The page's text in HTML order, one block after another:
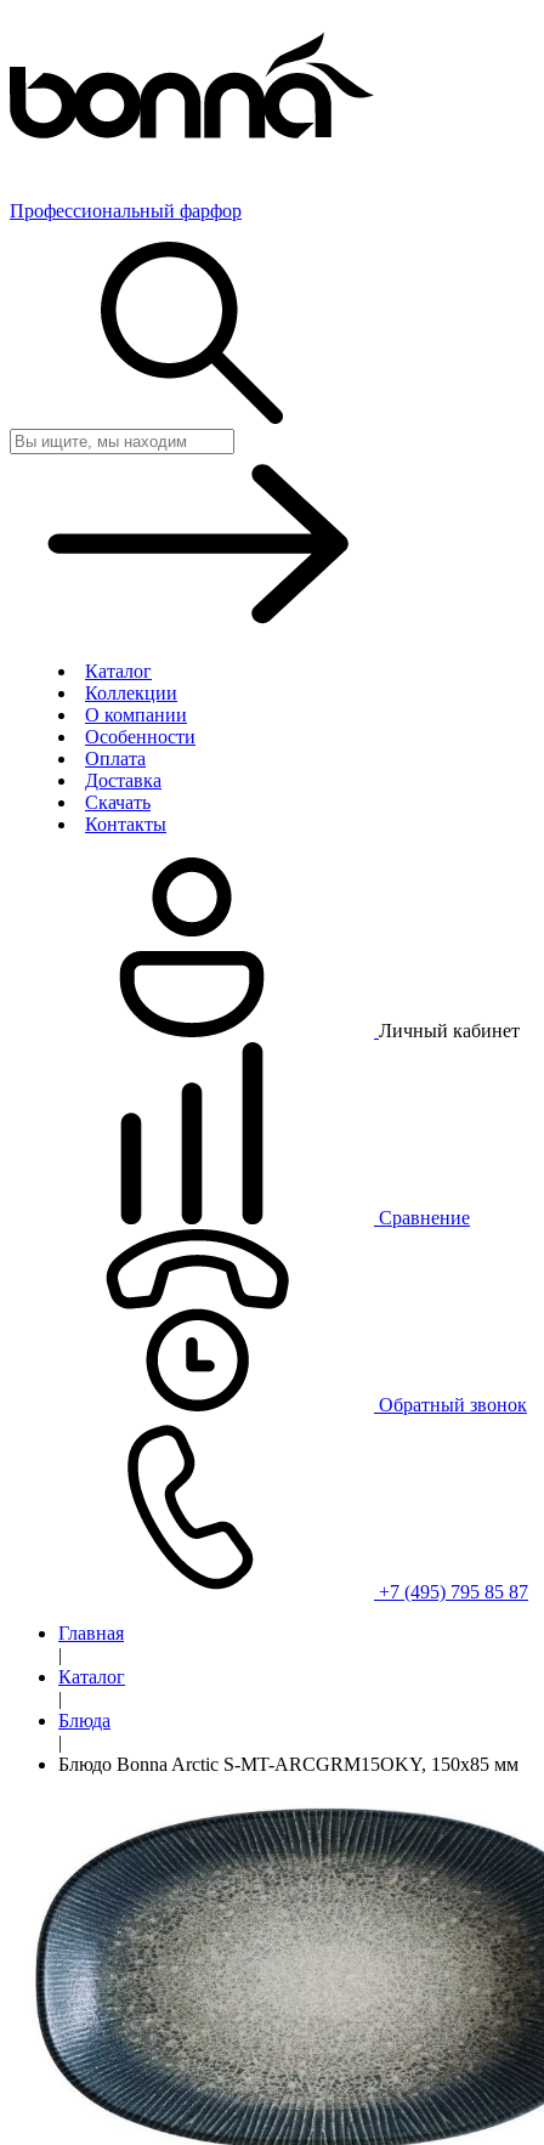
Профессиональный фарфор
Каталог
Коллекции
О компании
Особенности
Оплата
Доставка
Скачать
Контакты
Личный кабинет
Сравнение
Обратный звонок
+7 (495) 795 85 87
Главная
|
Каталог
|
Блюда
|
Блюдо Bonna Arctic S-MT-ARCGRM15OKY, 150x85 мм